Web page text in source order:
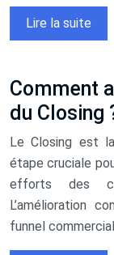
Lire la suite
Comment
du Closing
Le Closing est
étape cruciale
efforts des
L’amélioration
funnel